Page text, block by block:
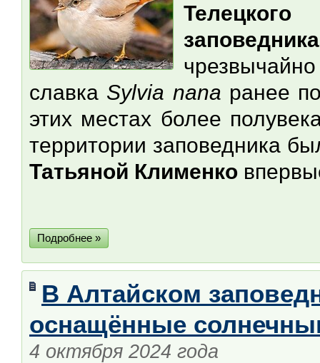
Телецкого
заповедника
славка Sylvia nana ранее
этих местах более
территории заповедника
Татьяной Клименко
Подробнее »
В Алтайском
оснащённые
4 октября 2024 года